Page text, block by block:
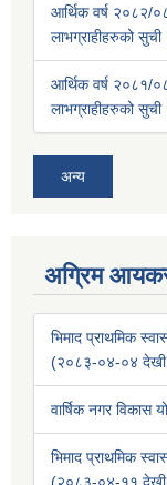
आर्थिक वर्ष २०८२/
लाभग्राहीहरुको सुची
आर्थिक वर्ष २०८१/
लाभग्राहीहरुको सुची
अन्य
अग्रिम
भिमाद प्राथमिक
(२०८३-०४-०४
वार्षिक नगर विकास
भिमाद प्राथमिक